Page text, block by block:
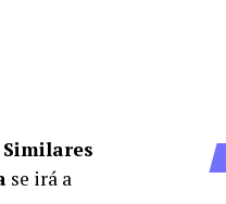
se irá a